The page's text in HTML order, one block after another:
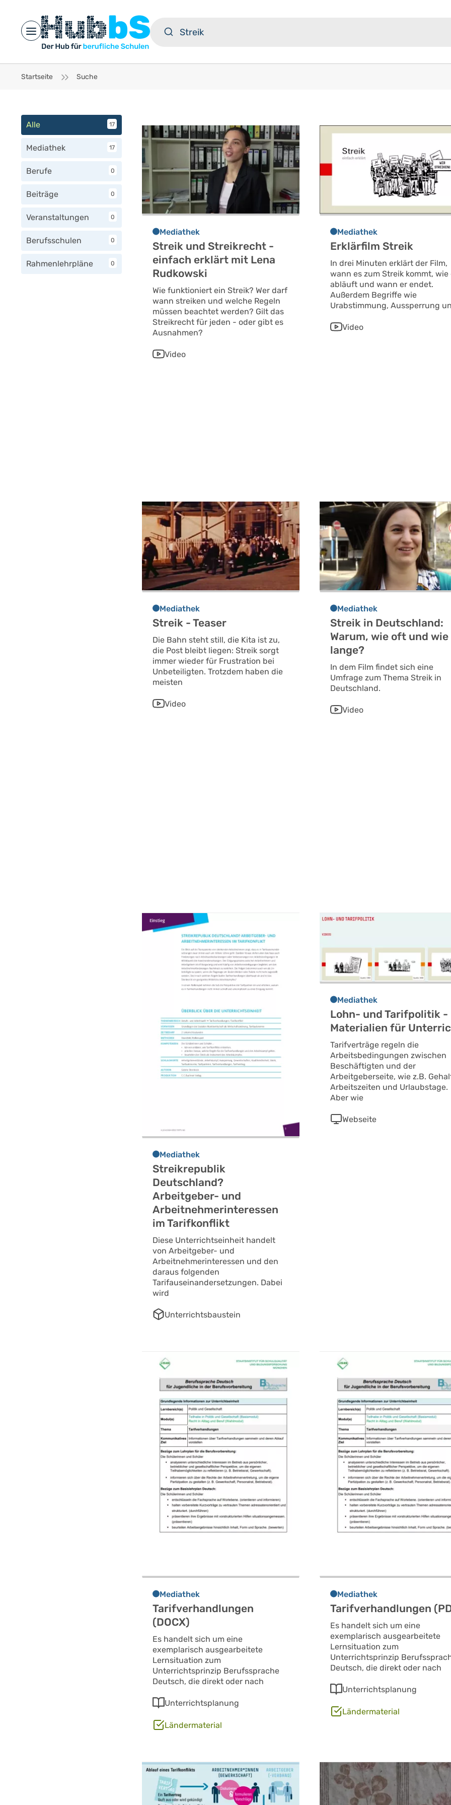
Open main menu
Startseite Suche
Alle 17
Mediathek 17
Berufe 0
Beiträge 0
Veranstaltungen 0
Berufsschulen 0
Rahmenlehrpläne 0
Mediathek
Streik und Streikrecht -
einfach erklärt mit Lena
Rudkowski
Wie funktioniert ein Streik? Wer darf
wann streiken und welche Regeln
müssen beachtet werden? Gilt das
Streikrecht für jeden - oder gibt es
Ausnahmen?
Video
Mediathek
Erklärfilm Streik
In drei Minuten erklärt der Film,
wann es zum Streik kommt, wie
abläuft und wann er endet.
Außerdem Begriffe wie
Urabstimmung, Aussperrung
Video
Mediathek
Streik - Teaser
Die Bahn steht still, die Kita ist zu,
die Post bleibt liegen: Streik sorgt
immer wieder für Frustration bei
Unbeteiligten. Trotzdem haben die
meisten
Video
Mediathek
Streik in Deutschland:
Warum, wie oft und wie
lange?
In dem Film findet sich eine
Umfrage zum Thema Streik in
Deutschland.
Video
Mediathek
Streikrepublik
Deutschland?
Arbeitgeber- und
Arbeitnehmerinteressen
im Tarifkonflikt
Diese Unterrichtseinheit handelt
von Arbeitgeber- und
Arbeitnehmerinteressen und den
daraus folgenden
Tarifauseinandersetzungen. Dabei
wird
Unterrichtsbaustein
Mediathek
Lohn- und Tarifpolitik -
Materialien für
Tarifverträge regeln die
Arbeitsbedingungen zwischen
Beschäftigten und der
Arbeitgeberseite, wie z.B.
Arbeitszeiten und Urlaubstage.
Aber wie
Webseite
Mediathek
Tarifverhandlungen
(DOCX)
Es handelt sich um eine
exemplarisch ausgearbeitete
Lernsituation zum
Unterrichtsprinzip Berufssprache
Deutsch, die direkt oder nach
Unterrichtsplanung
Ländermaterial
Mediathek
Tarifverhandlungen
Es handelt sich um eine
exemplarisch ausgearbeitete
Lernsituation zum
Unterrichtsprinzip
Deutsch, die direkt oder nach
Unterrichtsplanung
Ländermaterial